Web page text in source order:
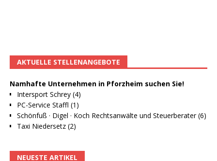
AKTUELLE STELLENANGEBOTE
Namhafte Unternehmen in Pforzheim suchen Sie!
Intersport Schrey (4)
PC-Service Staffl (1)
Schönfuß · Digel · Koch Rechtsanwälte und Steuerberater (6)
Taxi Niedersetz (2)
NEUESTE ARTIKEL